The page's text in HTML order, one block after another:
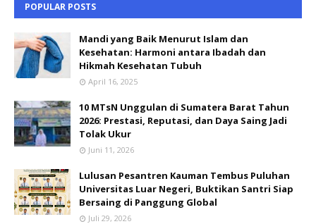
POPULAR POSTS
Mandi yang Baik Menurut Islam dan
Kesehatan: Harmoni antara Ibadah dan
Hikmah Kesehatan Tubuh
April 16, 2025
10 MTsN Unggulan di Sumatera Barat Tahun
2026: Prestasi, Reputasi, dan Daya Saing Jadi
Tolak Ukur
Juni 11, 2026
Lulusan Pesantren Kauman Tembus Puluhan
Universitas Luar Negeri, Buktikan Santri Siap
Bersaing di Panggung Global
Juli 29, 2026